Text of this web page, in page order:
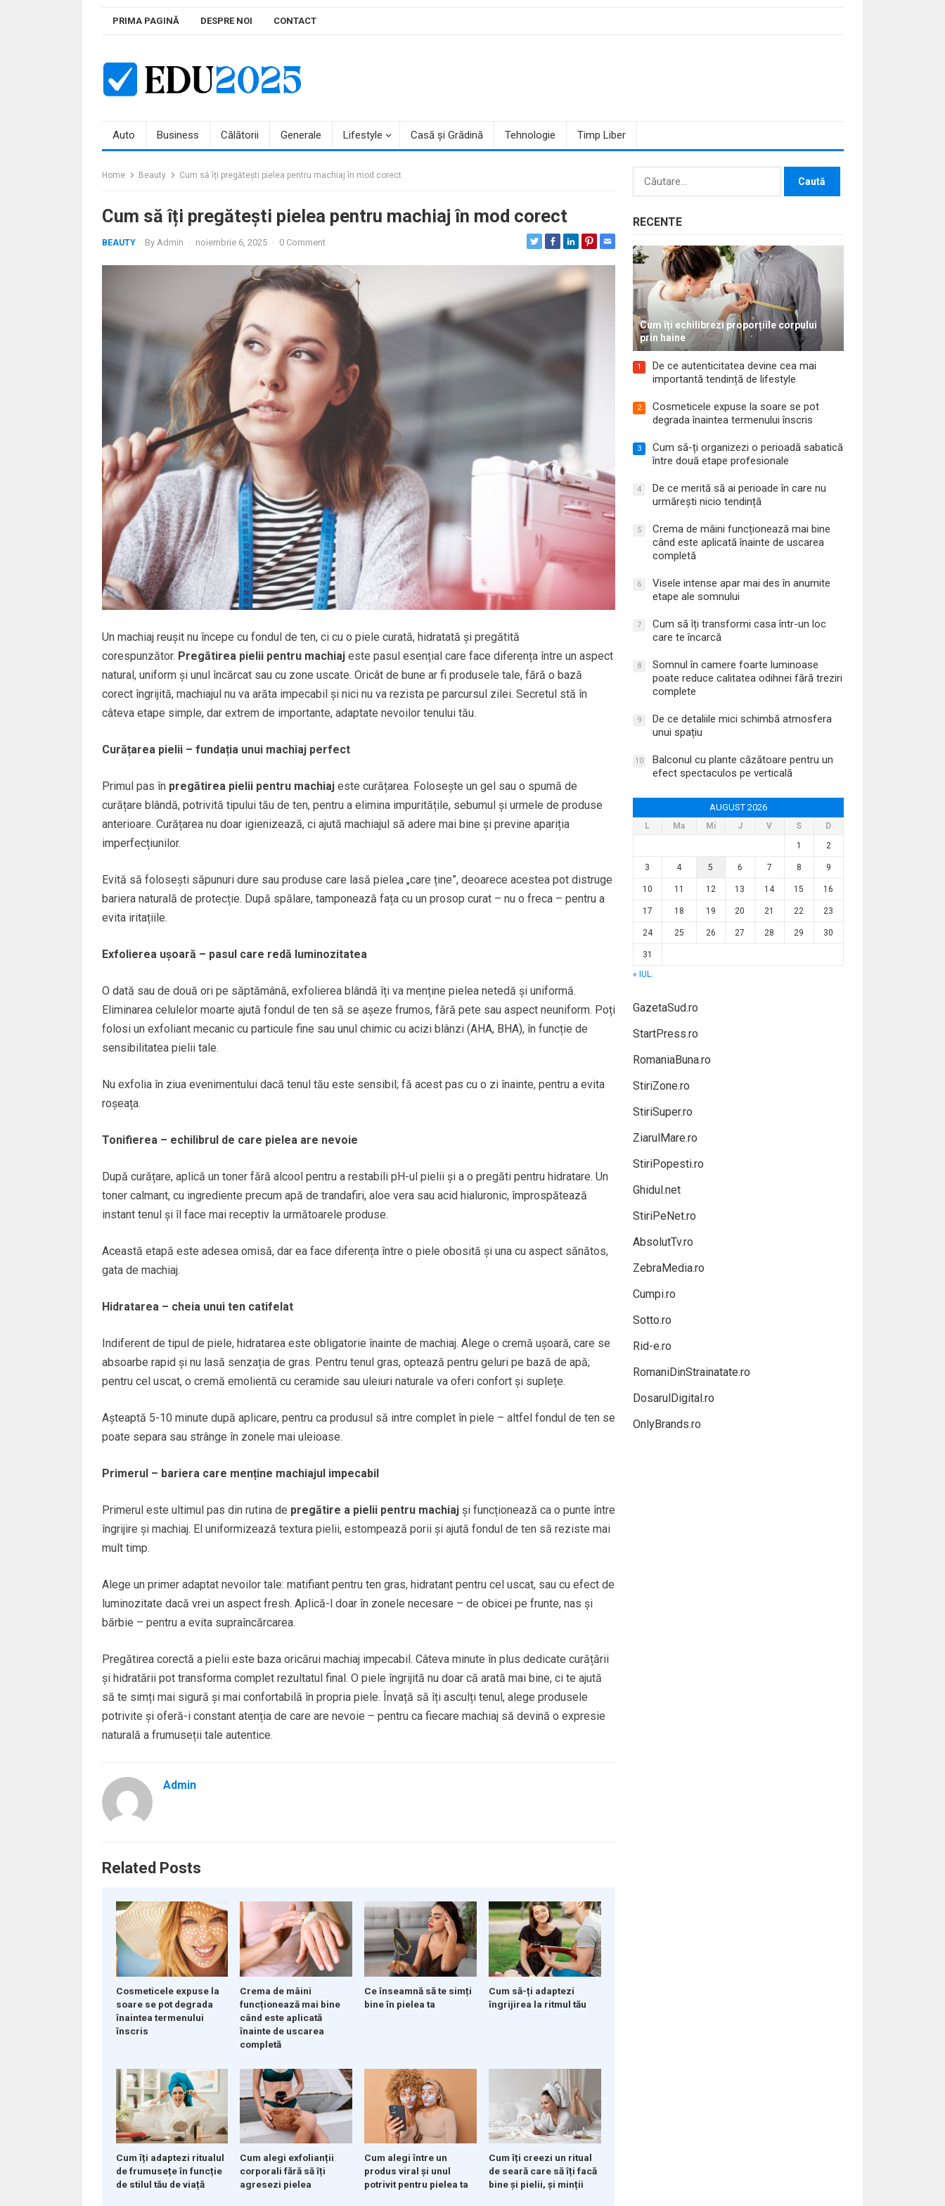
PRIMA PAGINĂ DESPRE NOI CONTACT
Auto Business Călătorii Generale Lifestyle Casă și Grădină Tehnologie Timp Liber
Home Beauty Cum să îți pregătești pielea pentru machiaj în mod corect
Cum să îți pregătești pielea pentru machiaj în mod corect
BEAUTY By Admin · noiembrie 6, 2025 · 0 Comment
Un machiaj reușit nu începe cu fondul de ten, ci cu o piele curată, hidratată și pregătită
corespunzător. Pregătirea pielii pentru machiajeste pasul esențial care face diferența între un aspect
natural, uniform și unul încărcat sau cu zone uscate. Oricât de bune ar fi produsele tale, fără o bază
corect îngrijită, machiajul nu va arăta impecabil și nici nu va rezista pe parcursul zilei. Secretul stă în
câteva etape simple, dar extrem de importante, adaptate nevoilor tenului tău.
Curățarea pielii – fundația unui machiaj perfect
Primul pas în pregătirea pielii pentru machiajeste curățarea. Folosește un gel sau o spumă de
curățare blândă, potrivită tipului tău de ten, pentru a elimina impuritățile, sebumul și urmele de produse
anterioare. Curățarea nu doar igienizează, ci ajută machiajul să adere mai bine și previne apariția
imperfecțiunilor.
Evită să folosești săpunuri dure sau produse care lasă pielea „care ține”, deoarece acestea pot distruge
bariera naturală de protecție. După spălare, tamponează fața cu un prosop curat – nu o freca – pentru a
evita iritațiile.
Exfolierea ușoară – pasul care redă luminozitatea
O dată sau de două ori pe săptămână, exfolierea blândă îți va menține pielea netedă și uniformă.
Eliminarea celulelor moarte ajută fondul de ten să se așeze frumos, fără pete sau aspect neuniform. Poți
folosi un exfoliant mecanic cu particule fine sau unul chimic cu acizi blânzi (AHA, BHA), în funcție de
sensibilitatea pielii tale.
Nu exfolia în ziua evenimentului dacă tenul tău este sensibil; fă acest pas cu o zi înainte, pentru a evita
roșeața.
Tonifierea – echilibrul de care pielea are nevoie
După curățare, aplică un toner fără alcool pentru a restabili pH-ul pielii și a o pregăti pentru hidratare. Un
toner calmant, cu ingrediente precum apă de trandafiri, aloe vera sau acid hialuronic, împrospătează
instant tenul și îl face mai receptiv la următoarele produse.
Această etapă este adesea omisă, dar ea face diferența între o piele obosită și una cu aspect sănătos,
gata de machiaj.
Hidratarea – cheia unui ten catifelat
Indiferent de tipul de piele, hidratarea este obligatorie înainte de machiaj. Alege o cremă ușoară, care se
absoarbe rapid și nu lasă senzația de gras. Pentru tenul gras, optează pentru geluri pe bază de apă;
pentru cel uscat, o cremă emolientă cu ceramide sau uleiuri naturale va oferi confort și suplețe.
Așteaptă 5-10 minute după aplicare, pentru ca produsul să intre complet în piele – altfel fondul de ten se
poate separa sau strânge în zonele mai uleioase.
Primerul – bariera care menține machiajul impecabil
Primerul este ultimul pas din rutina de pregătire a pielii pentru machiajși funcționează ca o punte între
îngrijire și machiaj. El uniformizează textura pielii, estompează porii și ajută fondul de ten să reziste mai
mult timp.
Alege un primer adaptat nevoilor tale: matifiant pentru ten gras, hidratant pentru cel uscat, sau cu efect de
luminozitate dacă vrei un aspect fresh. Aplică-l doar în zonele necesare – de obicei pe frunte, nas și
bărbie – pentru a evita supraîncărcarea.
Pregătirea corectă a pielii este baza oricărui machiaj impecabil. Câteva minute în plus dedicate curățării
și hidratării pot transforma complet rezultatul final. O piele îngrijită nu doar că arată mai bine, ci te ajută
să te simți mai sigură și mai confortabilă în propria piele. Învață să îți asculți tenul, alege produsele
potrivite și oferă-i constant atenția de care are nevoie – pentru ca fiecare machiaj să devină o expresie
naturală a frumuseții tale autentice.
Admin
Related Posts
Cosmeticele expuse la
soare se pot degrada
înaintea termenului
înscris
Crema de mâini
funcționează mai bine
când este aplicată
înainte de uscarea
completă
Ce înseamnă să te simți
bine în pielea ta
Cum să-ți adaptezi
îngrijirea la ritmul tău
Cum îți adaptezi ritualul
de frumusețe în funcție
de stilul tău de viață
Cum alegi exfolianții
corporali fără să îți
agresezi pielea
Cum alegi între un
produs viral și unul
potrivit pentru pielea ta
Cum îți creezi un ritual
de seară care să îți facă
bine și pielii, și minții
Caută
RECENTE
Cum îți echilibrezi proporțiile corpului
prin haine
1
De ce autenticitatea devine cea mai
importantă tendință de lifestyle
2
Cosmeticele expuse la soare se pot
degrada înaintea termenului înscris
3
Cum să-ți organizezi o perioadă sabatică
între două etape profesionale
4
De ce merită să ai perioade în care nu
urmărești nicio tendință
5
Crema de mâini funcționează mai bine
când este aplicată înainte de uscarea
completă
6
Visele intense apar mai des în anumite
etape ale somnului
7
Cum să îți transformi casa într-un loc
care te încarcă
8
Somnul în camere foarte luminoase
poate reduce calitatea odihnei fără treziri
complete
9
De ce detaliile mici schimbă atmosfera
unui spațiu
10
Balconul cu plante căzătoare pentru un
efect spectaculos pe verticală
AUGUST 2026
L Ma Mi J V S
D
1
2
3 4 5 6 7 8 9
10 11 12 13 14 15 16
17 18 19 20 21 22 23
24 25 26 27 28 29 30
31
« IUL.
GazetaSud.ro
StartPress.ro
RomaniaBuna.ro
StiriZone.ro
StiriSuper.ro
ZiarulMare.ro
StiriPopesti.ro
Ghidul.net
StiriPeNet.ro
AbsolutTv.ro
ZebraMedia.ro
Cumpi.ro
Sotto.ro
Rid-e.ro
RomaniDinStrainatate.ro
DosarulDigital.ro
OnlyBrands.ro